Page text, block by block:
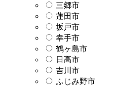
三郷市
蓮田市
坂戸市
幸手市
鶴ヶ島市
日高市
吉川市
ふじみ野市